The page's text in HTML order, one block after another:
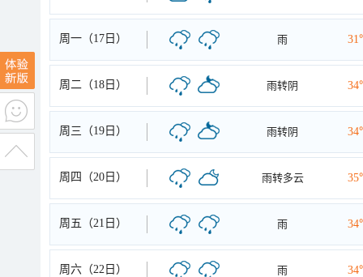
周一（17日） 雨
周二（18日） 雨转阴
周三（19日） 雨转阴
周四（20日） 雨转多云
周五（21日） 雨
周六（22日） 雨